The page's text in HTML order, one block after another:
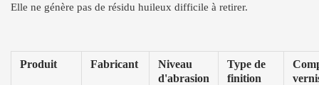
Elle ne génère pas de résidu huileux difficile à retirer.
Produit Fabricant
Niveau
d'abrasion
Type de
finition